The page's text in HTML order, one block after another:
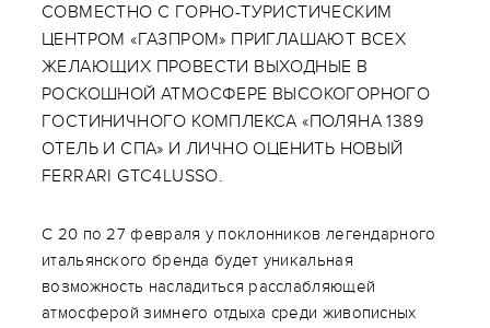
СОВМЕСТНО С ГОРНО-ТУРИСТИЧЕСКИМ
ЦЕНТРОМ «ГАЗПРОМ» ПРИГЛАШАЮТ ВСЕХ
ЖЕЛАЮЩИХ ПРОВЕСТИ ВЫХОДНЫЕ В
РОСКОШНОЙ АТМОСФЕРЕ ВЫСОКОГОРНОГО
ГОСТИНИЧНОГО КОМПЛЕКСА «ПОЛЯНА 1389
ОТЕЛЬ И СПА» И ЛИЧНО ОЦЕНИТЬ НОВЫЙ
FERRARI GTC4LUSSO.
С 20 по 27 февраля у поклонников легендарного
итальянского бренда будет уникальная
возможность насладиться расслабляющей
атмосферой зимнего отдыха среди живописных